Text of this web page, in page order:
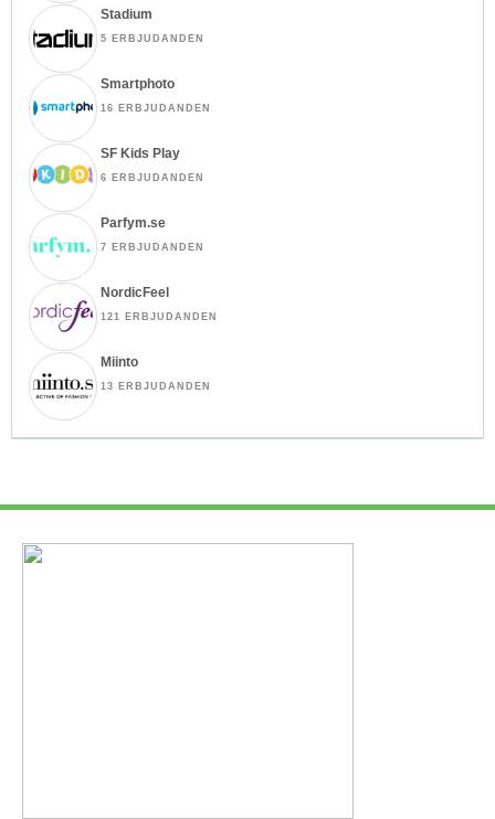
Stadium
5 ERBJUDANDEN
Smartphoto
16 ERBJUDANDEN
SF Kids Play
6 ERBJUDANDEN
Parfym.se
7 ERBJUDANDEN
NordicFeel
121 ERBJUDANDEN
Miinto
13 ERBJUDANDEN